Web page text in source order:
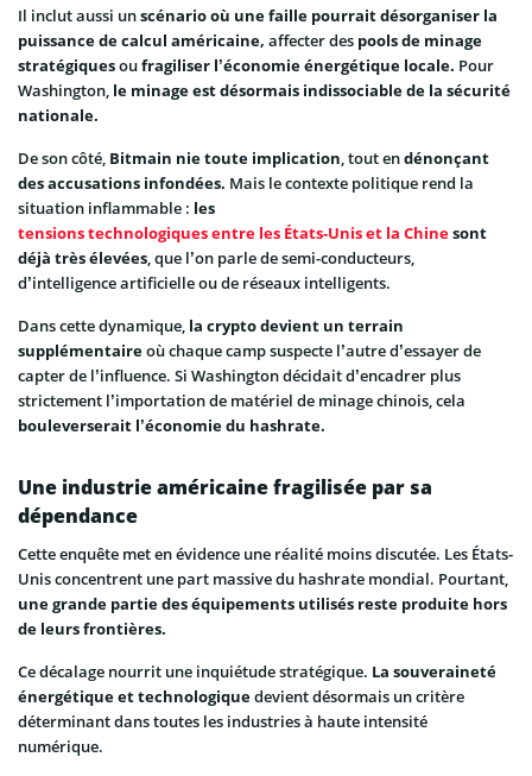
Il inclut aussi unscénario où une faille pourrait désorganiser la
puissance de calcul américaine, affecter des pools de minage
stratégiquesoufragiliser l’économie énergétique locale. Pour
Washington, le minage est désormais indissociable de la sécurité
nationale.
De son côté, Bitmain nie toute implication, tout endénonçant
des accusations infondées. Mais le contexte politique rend la
situation inflammable : les
tensions technologiques entre les États-Unis et la Chinesont
déjà très élevées, que l’on parle de semi-conducteurs,
d’intelligence artificielle ou de réseaux intelligents.
Dans cette dynamique, la crypto devient un terrain
supplémentaireoù chaque camp suspecte l’autre d’essayer de
capter de l’influence. Si Washington décidait d’encadrer plus
strictement l’importation de matériel de minage chinois, cela
bouleverserait l’économie du hashrate.
Une industrie américaine fragilisée par sa
dépendance
Cette enquête met en évidence une réalité moins discutée. Les États-
Unis concentrent une part massive du hashrate mondial. Pourtant,
une grande partie des équipements utilisés reste produite hors
de leurs frontières.
Ce décalage nourrit une inquiétude stratégique. La souveraineté
énergétique et technologiquedevient désormais un critère
déterminant dans toutes les industries à haute intensité
numérique.